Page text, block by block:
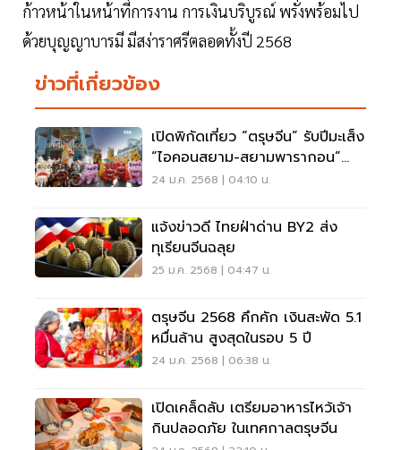
ก้าวหน้าในหน้าที่การงาน การเงินบริบูรณ์ พรั่งพร้อมไป
ด้วยบุญญาบารมี มีสง่าราศรีตลอดทั้งปี 2568
ข่าวที่เกี่ยวข้อง
เปิดพิกัดเที่ยว “ตรุษจีน” รับปีมะเส็ง
“ไอคอนสยาม-สยามพารากอน”
ครบมู-กิน-เที่ยว-ช้อปปิ้ง
24 ม.ค. 2568 | 04:10 น.
แจ้งข่าวดี ไทยฝ่าด่าน BY2 ส่ง
ทุเรียนจีนฉลุย
25 ม.ค. 2568 | 04:47 น.
ตรุษจีน 2568 คึกคัก เงินสะพัด 5.1
หมื่นล้าน สูงสุดในรอบ 5 ปี
24 ม.ค. 2568 | 06:38 น.
เปิดเคล็ดลับ เตรียมอาหารไหว้เจ้า
กินปลอดภัย ในเทศกาลตรุษจีน